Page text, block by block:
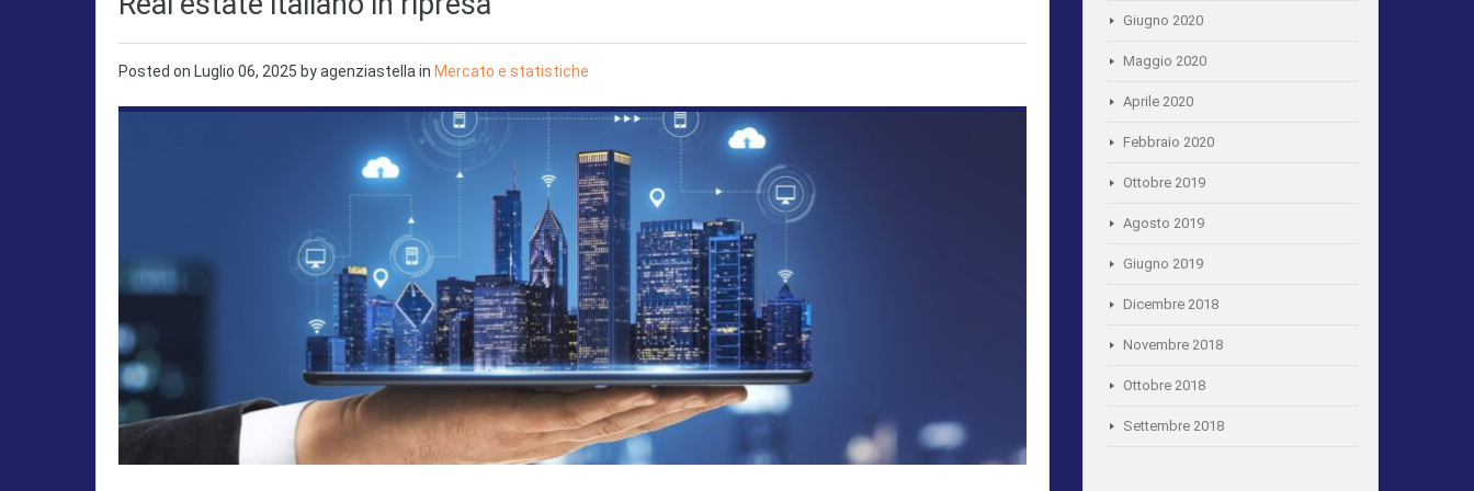
Posted on Luglio 06, 2025 byagenziastella in Mercato e statistiche
Giugno 2020
Maggio 2020
Aprile 2020
Febbraio 2020
Ottobre 2019
Agosto 2019
Giugno 2019
Dicembre 2018
Novembre 2018
Ottobre 2018
Settembre 2018